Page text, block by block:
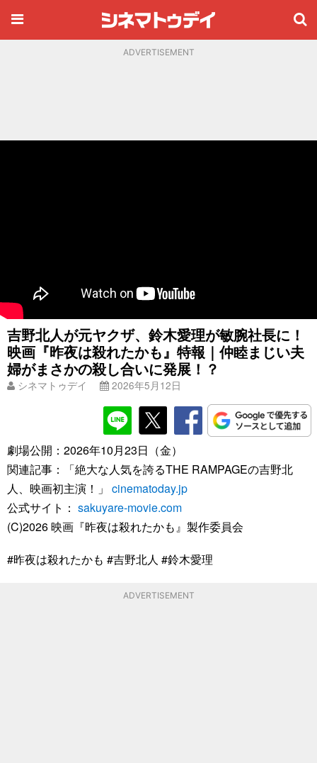
ADVERTISEMENT
吉野北人が元ヤクザ、鈴木愛理が敏腕社長に！
映画『昨夜は殺れたかも』特報｜仲睦まじい夫
婦がまさかの殺し合いに発展！？
シネマトゥデイ 2026年5月12日
劇場公開：2026年10月23日（金）
関連記事：「絶大な人気を誇るTHE RAMPAGEの吉野北
人、映画初主演！」 cinematoday.jp
公式サイト： sakuyare-movie.com
(C)2026 映画『昨夜は殺れたかも』製作委員会
#昨夜は殺れたかも #吉野北人 #鈴木愛理
ADVERTISEMENT